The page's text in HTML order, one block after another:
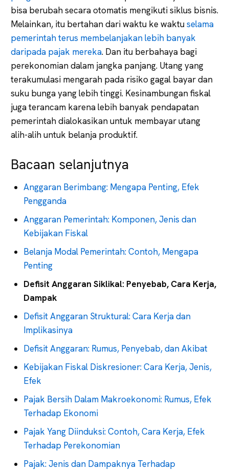
bisa berubah secara otomatis mengikuti siklus bisnis.
Melainkan, itu bertahan dari waktu ke waktuselama
pemerintah terus membelanjakan lebih banyak
daripada pajak mereka. Dan itu berbahaya bagi
perekonomian dalam jangka panjang. Utang yang
terakumulasi mengarah pada risiko gagal bayar dan
suku bunga yang lebih tinggi. Kesinambungan fiskal
juga terancam karena lebih banyak pendapatan
pemerintah dialokasikan untuk membayar utang
alih-alih untuk belanja produktif.
Bacaan selanjutnya
Anggaran Berimbang: Mengapa Penting, Efek
Pengganda
Anggaran Pemerintah: Komponen, Jenis dan
Kebijakan Fiskal
Belanja Modal Pemerintah: Contoh, Mengapa
Penting
Defisit Anggaran Siklikal: Penyebab, Cara Kerja,
Dampak
Defisit Anggaran Struktural: Cara Kerja dan
Implikasinya
Defisit Anggaran: Rumus, Penyebab, dan Akibat
Kebijakan Fiskal Diskresioner: Cara Kerja, Jenis,
Efek
Pajak Bersih Dalam Makroekonomi: Rumus, Efek
Terhadap Ekonomi
Pajak Yang Diinduksi: Contoh, Cara Kerja, Efek
Terhadap Perekonomian
Pajak: Jenis dan Dampaknya Terhadap